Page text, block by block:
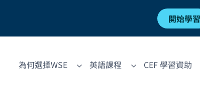
開始學習
為何選擇WSE 英語課程 CEF 學習資助